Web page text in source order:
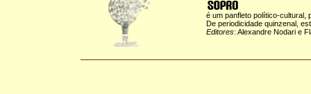
é um panfleto político-cultural,
De periodicidade quinzenal,
Editores: Alexandre Nodari e